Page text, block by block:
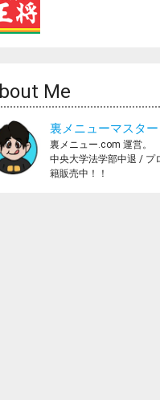
Me
裏メニューマスター
裏メニュー.com 運営。
中央大学法学部中退 / プ
籍販売中！！